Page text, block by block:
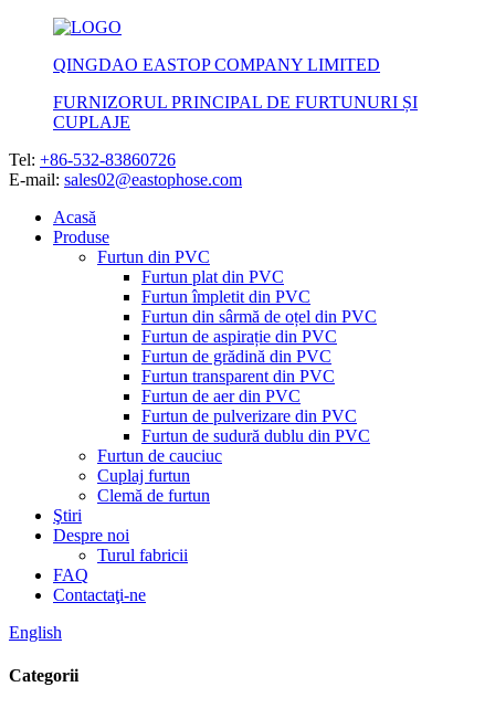
QINGDAO EASTOP COMPANY LIMITED
FURNIZORUL PRINCIPAL DE FURTUNURI ȘI
CUPLAJE
Tel: +86-532-83860726
E-mail: sales02@eastophose.com
Acasă
Produse
Furtun din PVC
Furtun plat din PVC
Furtun împletit din PVC
Furtun din sârmă de oțel din PVC
Furtun de aspirație din PVC
Furtun de grădină din PVC
Furtun transparent din PVC
Furtun de aer din PVC
Furtun de pulverizare din PVC
Furtun de sudură dublu din PVC
Furtun de cauciuc
Cuplaj furtun
Clemă de furtun
Ştiri
Despre noi
Turul fabricii
FAQ
Contactaţi-ne
English
Categorii